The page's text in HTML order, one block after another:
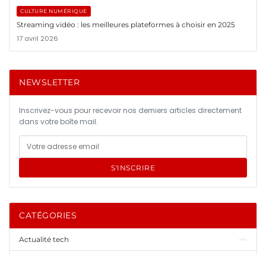
CULTURE NUMÉRIQUE
Streaming vidéo : les meilleures plateformes à choisir en 2025
17 avril 2026
NEWSLETTER
Inscrivez-vous pour recevoir nos derniers articles directement
dans votre boîte mail.
S'INSCRIRE
CATÉGORIES
Actualité tech